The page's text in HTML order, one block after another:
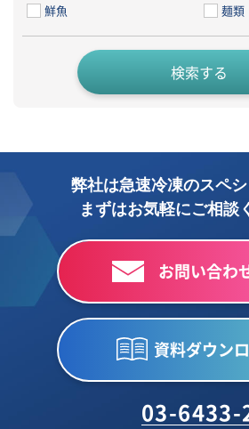
鮮魚
麺類
弊社は急速冷凍のスペシ
まずはお気軽にご相談
お問い合
資料ダウン
03-6433-